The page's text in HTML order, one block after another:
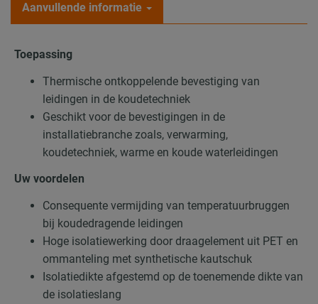
Aanvullende informatie
Toepassing
Thermische ontkoppelende bevestiging van
leidingen in de koudetechniek
Geschikt voor de bevestigingen in de
installatiebranche zoals, verwarming,
koudetechniek, warme en koude waterleidingen
Uw voordelen
Consequente vermijding van temperatuurbruggen
bij koudedragende leidingen
Hoge isolatiewerking door draagelement uit PET en
ommanteling met synthetische kautschuk
Isolatiedikte afgestemd op de toenemende dikte van
de isolatieslang